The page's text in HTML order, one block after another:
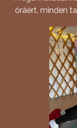
óráért, minden